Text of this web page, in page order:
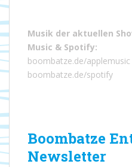
Musik der aktuellen
Music & Spotify:
boombatze.de/applemusic
boombatze.de/spotify
Boombatze
Newsletter